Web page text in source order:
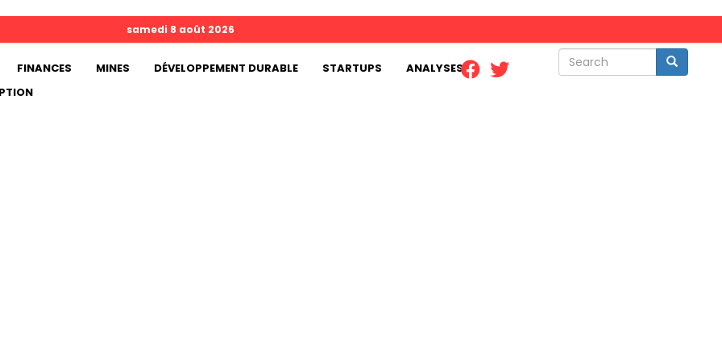
Search Search
samedi 8 août 2026
FINANCES MINES DÉVELOPPEMENT DURABLE STARTUPS
ANALYSES